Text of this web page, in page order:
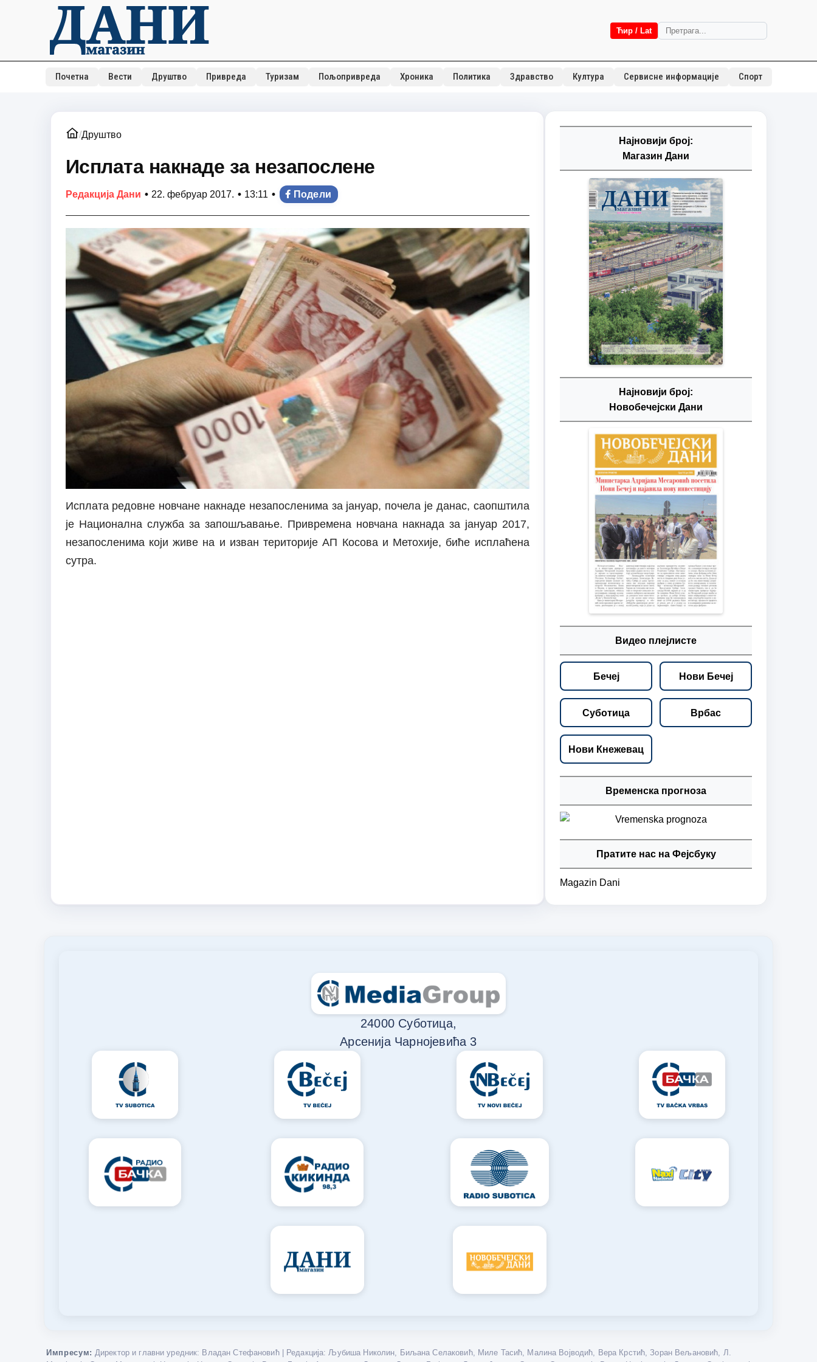
Ћир / Lat
Почетна Вести Друштво Привреда Туризам Пољопривреда Хроника Политика Здравство Култура Сервисне информације Спорт
/Друштво
Исплата накнаде за незапослене
Редакција Дани • 22. фебруар 2017. • 13:11 • Подели
Исплата редовне новчане накнаде незапосленима за јануар, почела је данас, саопштила
је Национална служба за запошљавање. Привремена новчана накнада за јануар 2017,
незапосленима који живе на и изван територије АП Косова и Метохије, биће исплаћена
сутра.
Најновији број:
Магазин Дани
Најновији број:
Новобечејски Дани
Видео плејлисте
Бечеј Нови Бечеј
Суботица Врбас
Нови Кнежевац
Временска прогноза
Пратите нас на Фејсбуку
Magazin Dani
24000 Суботица,
Арсенија Чарнојевића 3
Импресум: Директор и главни уредник: Владан Стефановић | Редакција: Љубиша Николин, Биљана Селаковић, Миле Тасић, Малина Војводић, Вера Крстић, Зоран Вељановић, Л.